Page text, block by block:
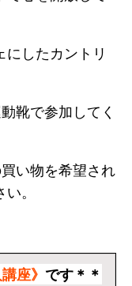
したカントリ
靴で参加してく
い物を希望され
。
座》 です＊＊